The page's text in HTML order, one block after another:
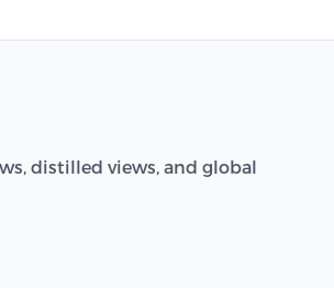
distilled views, and global